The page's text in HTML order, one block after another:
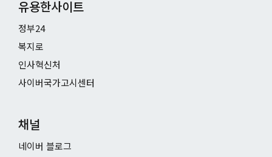
유용한사이트
정부24
복지로
인사혁신처
사이버국가고시센터
채널
네이버 블로그